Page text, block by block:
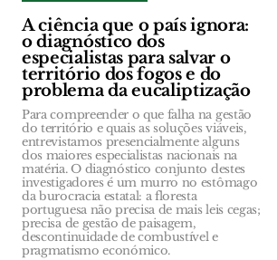
A ciência que o país ignora:
o diagnóstico dos
especialistas para salvar o
território dos fogos e do
problema da eucaliptização
Para compreender o que falha na gestão
do território e quais as soluções viáveis,
entrevistamos presencialmente alguns
dos maiores especialistas nacionais na
matéria. O diagnóstico conjunto destes
investigadores é um murro no estômago
da burocracia estatal: a floresta
portuguesa não precisa de mais leis cegas;
precisa de gestão de paisagem,
descontinuidade de combustível e
pragmatismo económico.